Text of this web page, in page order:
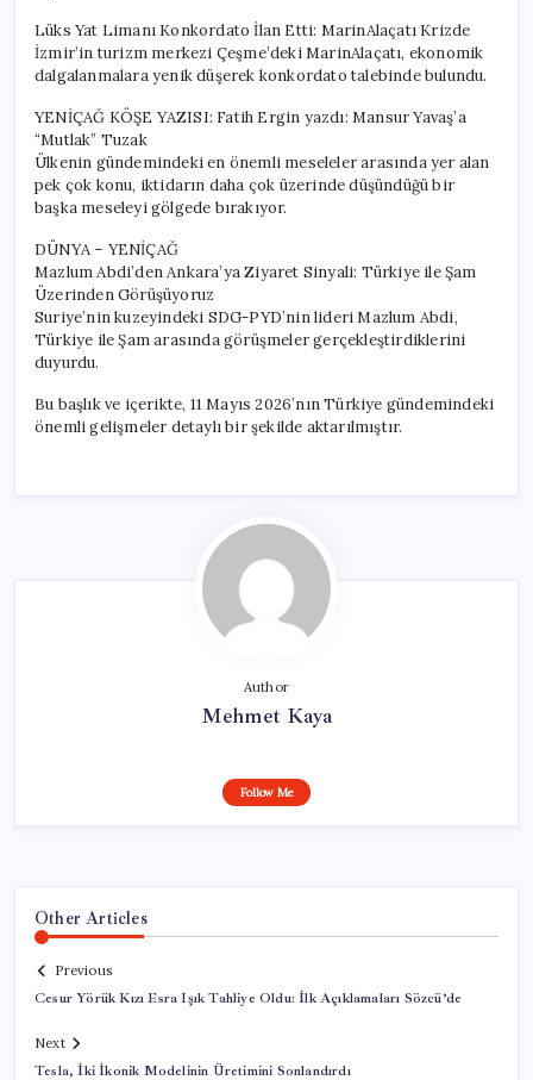
Lüks Yat Limanı Konkordato İlan Etti: MarinAlaçatı Krizde
İzmir’in turizm merkezi Çeşme’deki MarinAlaçatı, ekonomik
dalgalanmalara yenik düşerek konkordato talebinde bulundu.
YENİÇAĞ KÖŞE YAZISI: Fatih Ergin yazdı: Mansur Yavaş’a
“Mutlak” Tuzak
Ülkenin gündemindeki en önemli meseleler arasında yer alan
pek çok konu, iktidarın daha çok üzerinde düşündüğü bir
başka meseleyi gölgede bırakıyor.
DÜNYA – YENİÇAĞ
Mazlum Abdi’den Ankara’ya Ziyaret Sinyali: Türkiye ile Şam
Üzerinden Görüşüyoruz
Suriye’nin kuzeyindeki SDG-PYD’nin lideri Mazlum Abdi,
Türkiye ile Şam arasında görüşmeler gerçekleştirdiklerini
duyurdu.
Bu başlık ve içerikte, 11 Mayıs 2026’nın Türkiye gündemindeki
önemli gelişmeler detaylı bir şekilde aktarılmıştır.
Author
Mehmet Kaya
Follow Me
Other Articles
Previous
Cesur Yörük Kızı Esra Işık Tahliye Oldu: İlk Açıklamaları Sözcü’de
Next
Tesla, İki İkonik Modelinin Üretimini Sonlandırdı